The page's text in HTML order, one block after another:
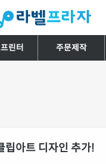
린터 주문제작
립아트 디자인 추가!